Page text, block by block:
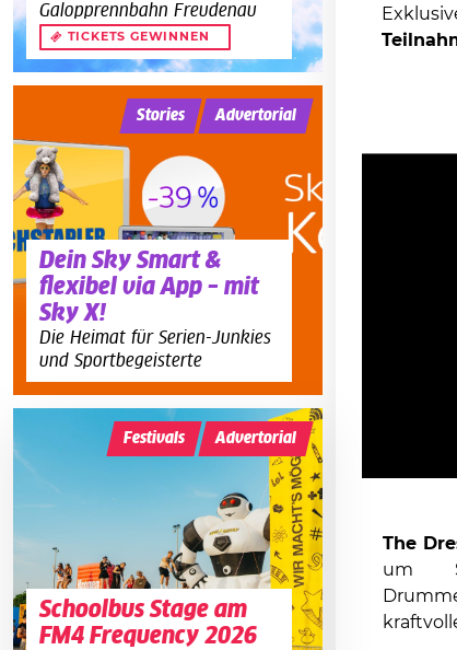
The
um
Galopprennbahn Freudenau
TICKETS GEWINNEN
Dein Sky Smart &
flexibel via App – mit
Sky X!
Die Heimat für Serien-Junkies
und Sportbegeisterte
Stories Advertorial
Schoolbus Stage am
FM4 Frequency 2026
Festivals Advertorial